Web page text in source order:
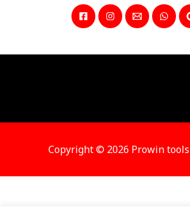
Copyright © 2026 Prowin